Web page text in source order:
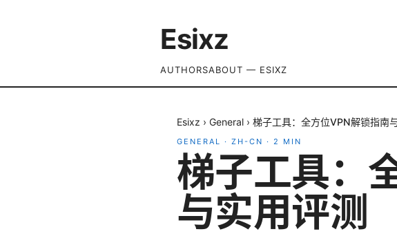
Esixz
AUTHORSABOUT — ESIXZ
Esixz › General › 梯子工具：全方位VPN解锁指南
GENERAL · ZH-CN · 2 MIN
梯子工具：
与实用评测